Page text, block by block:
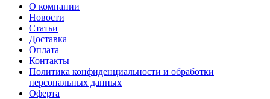
О компании
Новости
Статьи
Доставка
Оплата
Контакты
Политика конфиденциальности и обработки
персональных данных
Оферта